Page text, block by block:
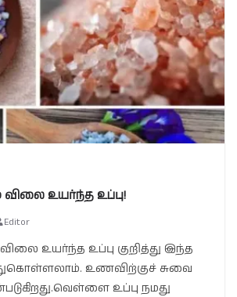
விலை உயர்ந்த உப்பு!
Editor
உயர்ந்த உப்பு குறித்து இந்த
உணவிற்குச் சுவை
உப்பு நமது